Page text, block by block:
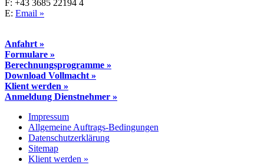
F: +43 3685 22194 4
E: Email »
Anfahrt »
Formulare »
Berechnungsprogramme »
Download Vollmacht »
Klient werden »
Anmeldung Dienstnehmer »
Impressum
Allgemeine Auftrags-Bedingungen
Datenschutzerklärung
Sitemap
Klient werden »